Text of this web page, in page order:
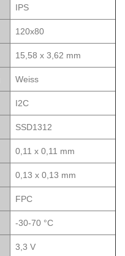
IPS
120x80
15,58 x 3,62 mm
Weiss
I2C
SSD1312
0,11 x 0,11 mm
0,13 x 0,13 mm
FPC
-30-70 °C
3,3 V